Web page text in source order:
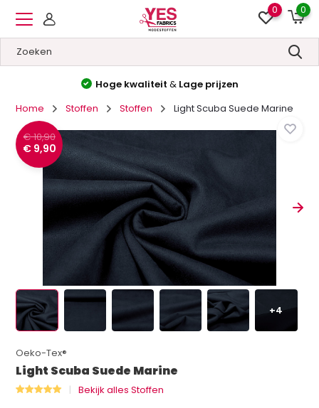
0 0
Hoge kwaliteit & Lage prijzen
Home
Stoffen Stoffen Light Scuba Suede Marine
€ 10,90
€ 9,90
+4
Oeko-Tex®
Light Scuba Suede Marine
Bekijk alles Stoffen